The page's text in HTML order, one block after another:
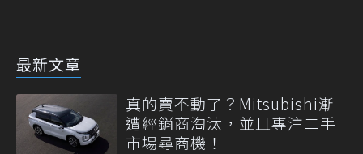
最新文章
真的賣不動了？Mitsubishi漸
遭經銷商淘汰，並且專注二手
市場尋商機！